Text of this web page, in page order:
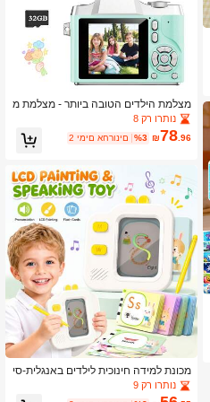
מצלמת הילדים הטובה ביותר - מצלמת מ
יני לילדים, עמידה וקלה לשימוש, מתנה א
ידיאלית ליום הולדת וחג המולד של בנים
נותרו רק 8
₪78.96
%3 2 ימים אחרונים
מכונת למידה חינוכית לילדים באנגלית-סי
נית, צעצוע הארה, כרטיסי למידה להקש
נותרו רק 9